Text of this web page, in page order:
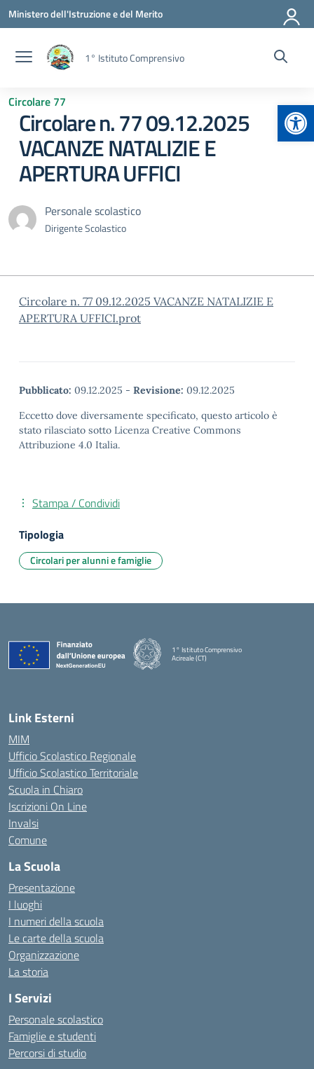
Vai ai contenuti
Vai al menu di navigazione
Vai al footer
Ministero dell'Istruzione e del Merito
1° Istituto Comprensivo
Circolare 77
Circolare n. 77 09.12.2025
VACANZE NATALIZIE E
APERTURA UFFICI
Personale scolastico
Dirigente Scolastico
Circolare n. 77 09.12.2025 VACANZE NATALIZIE E
APERTURA UFFICI.prot
Pubblicato: 09.12.2025 - Revisione: 09.12.2025
Eccetto dove diversamente specificato, questo articolo è
stato rilasciato sotto Licenza Creative Commons
Attribuzione 4.0 Italia.
Stampa / Condividi
Tipologia
Circolari per alunni e famiglie
1° Istituto Comprensivo
Acireale (CT)
Link Esterni
MIM
Ufficio Scolastico Regionale
Ufficio Scolastico Territoriale
Scuola in Chiaro
Iscrizioni On Line
Invalsi
Comune
La Scuola
Presentazione
I luoghi
I numeri della scuola
Le carte della scuola
Organizzazione
La storia
I Servizi
Personale scolastico
Famiglie e studenti
Percorsi di studio